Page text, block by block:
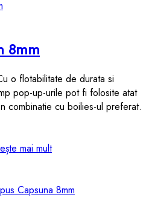
8mm
o flotabilitate de durata si
pop-up-urile pot fi folosite atat
combinatie cu boilies-ul preferat.
lei.
mai mult